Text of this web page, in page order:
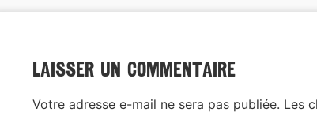
Laisser un commentaire
Votre adresse e-mail ne sera pas publiée. Les